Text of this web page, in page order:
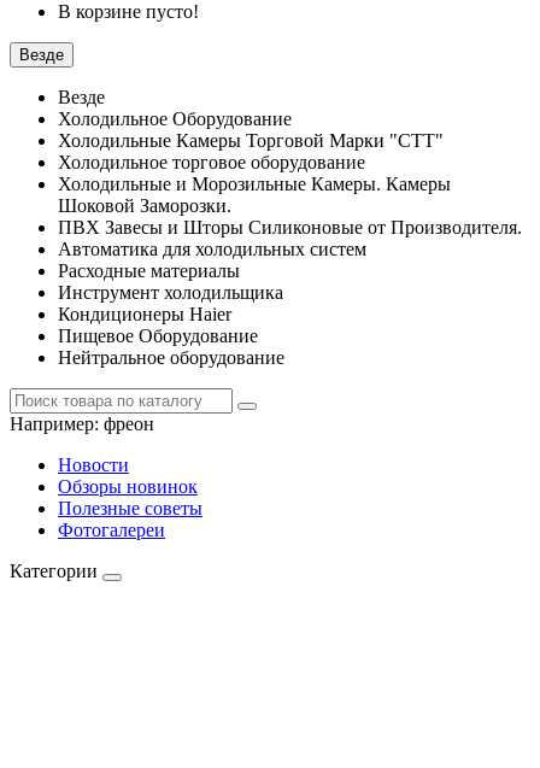
В корзине пусто!
Везде
Везде
Холодильное Оборудование
Холодильные Камеры Торговой Марки "СТТ"
Холодильное торговое оборудование
Холодильные и Морозильные Камеры. Камеры
Шоковой Заморозки.
ПВХ Завесы и Шторы Силиконовые от Производителя.
Автоматика для холодильных систем
Расходные материалы
Инструмент холодильщика
Кондиционеры Haier
Пищевое Оборудование
Нейтральное оборудование
Например: фреон
Новости
Обзоры новинок
Полезные советы
Фотогалереи
Категории